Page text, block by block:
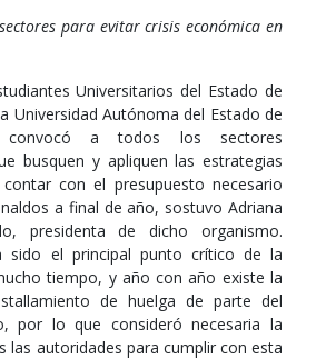
para evitar crisis económica en
Universitarios del Estado de
Universidad Autónoma del Estado de
convocó a todos los sectores
busquen y apliquen las estrategias
contar con el presupuesto necesario
a final de año, sostuvo Adriana
presidenta de dicho organismo.
sido el principal punto crítico de la
tiempo, y año con año existe la
de huelga de parte del
por lo que consideró necesaria la
las autoridades para cumplir con esta